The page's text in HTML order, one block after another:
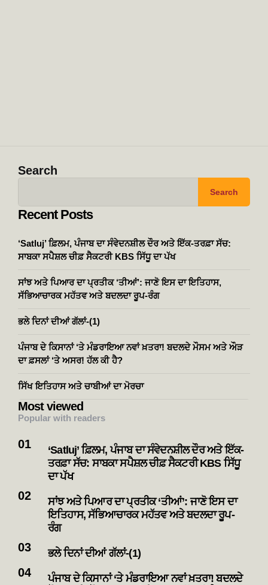
Search
Search
Recent Posts
‘Satluj’ ਫ਼ਿਲਮ, ਪੰਜਾਬ ਦਾ ਸੰਵੇਦਨਸ਼ੀਲ ਦੌਰ ਅਤੇ ਇੱਕ-ਤਰਫ਼ਾ ਸੱਚ:
ਸਾਬਕਾ ਸਪੈਸ਼ਲ ਚੀਫ਼ ਸੈਕਟਰੀ KBS ਸਿੱਧੂ ਦਾ ਪੱਖ
ਸਾਂਝ ਅਤੇ ਪਿਆਰ ਦਾ ਪ੍ਰਤੀਕ ‘ਤੀਆਂ’: ਜਾਣੋ ਇਸ ਦਾ ਇਤਿਹਾਸ,
ਸੱਭਿਆਚਾਰਕ ਮਹੱਤਵ ਅਤੇ ਬਦਲਦਾ ਰੂਪ-ਰੰਗ
ਭਲੇ ਦਿਨਾਂ ਦੀਆਂ ਗੱਲਾਂ-(1)
ਪੰਜਾਬ ਦੇ ਕਿਸਾਨਾਂ ‘ਤੇ ਮੰਡਰਾਇਆ ਨਵਾਂ ਖ਼ਤਰਾ! ਬਦਲਦੇ ਮੌਸਮ ਅਤੇ ਔੜ
ਦਾ ਫ਼ਸਲਾਂ ‘ਤੇ ਅਸਰ! ਹੱਲ ਕੀ ਹੈ?
ਸਿੱਖ ਇਤਿਹਾਸ ਅਤੇ ਚਾਬੀਆਂ ਦਾ ਮੋਰਚਾ
Most viewed
Popular with readers
‘Satluj’ ਫ਼ਿਲਮ, ਪੰਜਾਬ ਦਾ ਸੰਵੇਦਨਸ਼ੀਲ ਦੌਰ ਅਤੇ ਇੱਕ-
ਤਰਫ਼ਾ ਸੱਚ: ਸਾਬਕਾ ਸਪੈਸ਼ਲ ਚੀਫ਼ ਸੈਕਟਰੀ KBS ਸਿੱਧੂ
ਦਾ ਪੱਖ
ਸਾਂਝ ਅਤੇ ਪਿਆਰ ਦਾ ਪ੍ਰਤੀਕ ‘ਤੀਆਂ’: ਜਾਣੋ ਇਸ ਦਾ
ਇਤਿਹਾਸ, ਸੱਭਿਆਚਾਰਕ ਮਹੱਤਵ ਅਤੇ ਬਦਲਦਾ ਰੂਪ-
ਰੰਗ
ਭਲੇ ਦਿਨਾਂ ਦੀਆਂ ਗੱਲਾਂ-(1)
ਪੰਜਾਬ ਦੇ ਕਿਸਾਨਾਂ ‘ਤੇ ਮੰਡਰਾਇਆ ਨਵਾਂ ਖ਼ਤਰਾ! ਬਦਲਦੇ